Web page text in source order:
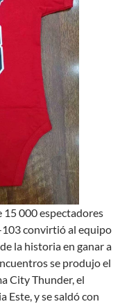
000 espectadores
convirtió al equipo
la historia en ganar a
se produjo el
City Thunder, el
Este, y se saldó con